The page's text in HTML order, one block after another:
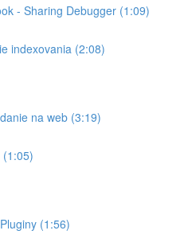
- Sharing Debugger (1:09)
indexovania (2:08)
na web (3:19)
(1:05)
(1:56)